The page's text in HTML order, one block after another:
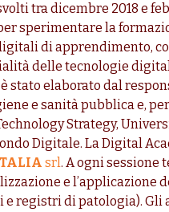
tra dicembre 2018 e
per sperimentare la
di apprendimento,
delle tecnologie
stato elaborato dal
e sanità pubblica e,
Strategy,
Digitale. La Digital
srl. A ogni sessione
e l’applicazione
e registri di patologia). Gli